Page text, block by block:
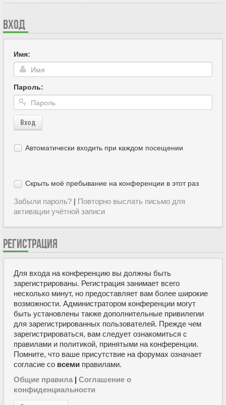
ВХОД
Имя:
Пароль:
Вход
Автоматически входить при каждом посещении
Скрыть моё пребывание на конференции в этот раз
Забыли пароль? | Повторно выслать письмо для
активации учётной записи
РЕГИСТРАЦИЯ
Для входа на конференцию вы должны быть
зарегистрированы. Регистрация занимает всего
несколько минут, но предоставляет вам более широкие
возможности. Администратором конференции могут
быть установлены также дополнительные привилегии
для зарегистрированных пользователей. Прежде чем
зарегистрироваться, вам следует ознакомиться с
правилами и политикой, принятыми на конференции.
Помните, что ваше присутствие на форумах означает
согласие со всеми правилами.
Общие правила | Соглашение о
конфиденциальности